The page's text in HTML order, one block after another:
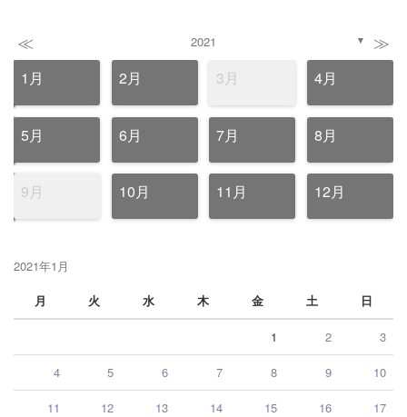
≪ 2021 ▼ ≫
1月 2月 3月 4月
5月 6月 7月 8月
9月 10月 11月 12月
2021年1月
月
火 水 木 金 土 日
1 2 3
4 5 6 7 8 9 10
11 12 13 14 15 16 17